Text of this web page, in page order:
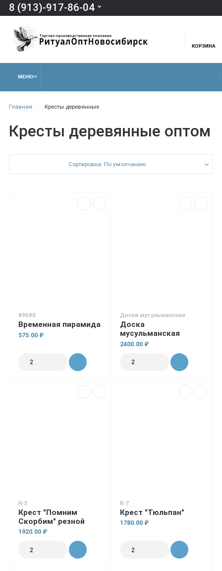
8 (913)-917-86-04
КОРЗИНА
МЕНЮ
Главная Кресты деревянные
Кресты деревянные оптом
Сортировка: По умолчанию
89680
Временная пирамида
575.00 ₽
Доска мусульманская
Доска
мусульманская
2400.00 ₽
К-3
Крест "Помним
Скорбим" резной
1920.00 ₽
К-7
Крест "Тюльпан"
1780.00 ₽